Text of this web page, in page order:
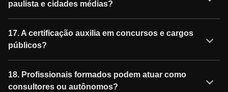
paulista e cidades médias?
17. A certificação auxilia em concursos e cargos
públicos?
18. Profissionais formados podem atuar como
consultores ou autônomos?